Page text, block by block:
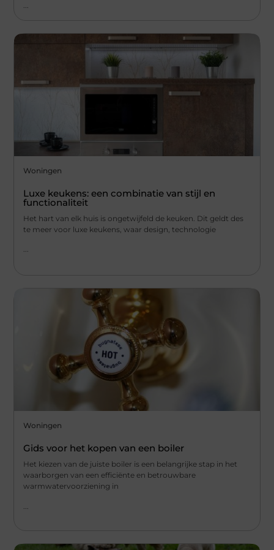
...
Woningen
Luxe keukens: een combinatie van stijl en
functionaliteit
Het hart van elk huis is ongetwijfeld de keuken. Dit geldt des
te meer voor luxe keukens, waar design, technologie
...
Woningen
Gids voor het kopen van een boiler
Het kiezen van de juiste boiler is een belangrijke stap in het
waarborgen van een efficiënte en betrouwbare
warmwatervoorziening in